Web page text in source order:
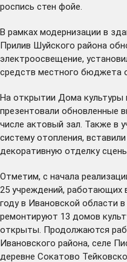
роспись стен фойе.
В рамках модернизации в
Прилив Шуйского района
электроосвещение,
средств местного бюджета
На открытии Дома культуры
презентовали обновленные
числе актовый зал. Также в
систему отопления,
декоративную отделку
Отметим, с начала
25 учреждений, работающих
году в Ивановской области
ремонтируют 13 домов
открыты. Продолжаются
Ивановского района, селе
деревне Сокатово